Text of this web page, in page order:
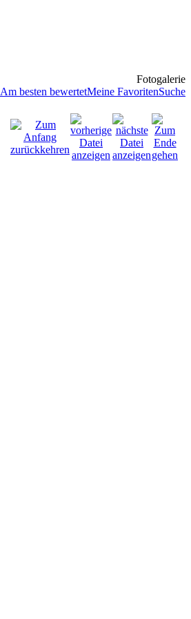
Fotogalerie
Am besten bewertetMeine FavoritenSuche